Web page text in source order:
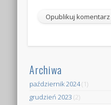
Archiwa
październik 2024(1)
grudzień 2023 (2)